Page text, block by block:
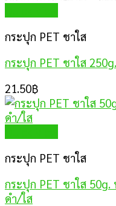
กระปุก PET ชาใส
กระปุก PET ชาใส
21.50฿
กระปุก PET ชาใส
กระปุก PET ชาใส
ดำ/ใส